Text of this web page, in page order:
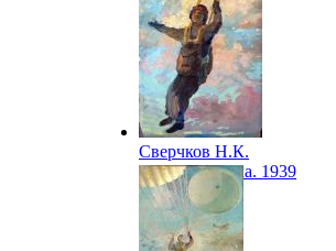
Сверчков Н.К.
Парашютистка. 1939